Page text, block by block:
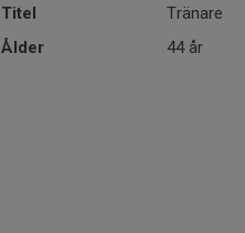
Titel
Tränare
Ålder
44 år